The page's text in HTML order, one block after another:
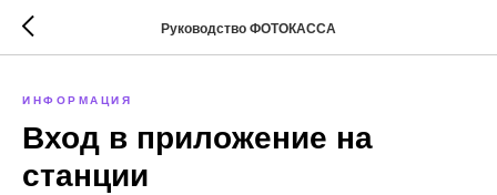
Руководство ФОТОКАССА
ИНФОРМАЦИЯ
Вход в приложение на
станции